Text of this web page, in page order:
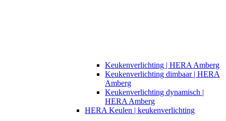
Keukenverlichting | HERA Amberg
Keukenverlichting dimbaar | HERA
Amberg
Keukenverlichting dynamisch |
HERA Amberg
HERA Keulen | keukenverlichting